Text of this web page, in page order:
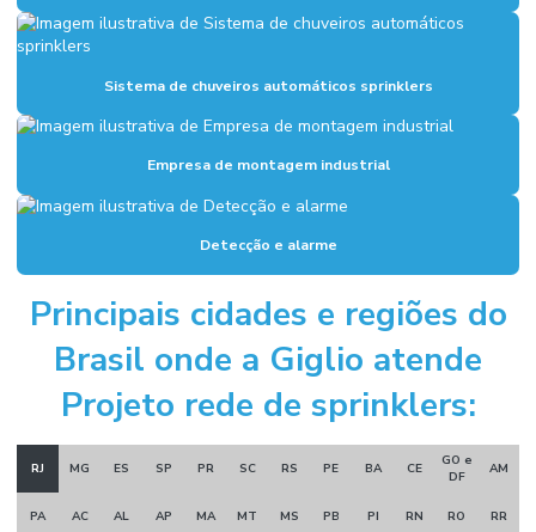
Instalação de alarme de incêndio
Instalação de combate a incêndio
Instalação de hidrantes
Instalação hidráulica para indústria
Instalação de sistema de combate a incêndio
Instalação de sistema de hidrantes
Instalação de sistema de incêndio
Manutenção sistema de alarme de incêndio
Manutenção sistema de incêndio
Sistema de chuveiros automáticos sprinklers
Empresa de montagem industrial
Detecção e alarme
Principais cidades e regiões do
Brasil onde a Giglio atende
Projeto rede de sprinklers:
RJ MG ES SP PR SC RS PE BA CE
GO e
DF
AM
PA AC AL AP MA MT MS PB PI RN RO RR